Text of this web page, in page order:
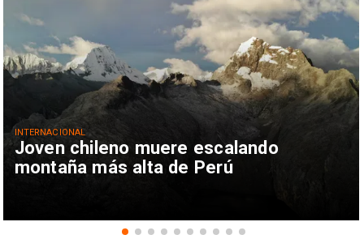
Joven chileno muere escalando
montaña más alta de Perú
INTERNACIONAL